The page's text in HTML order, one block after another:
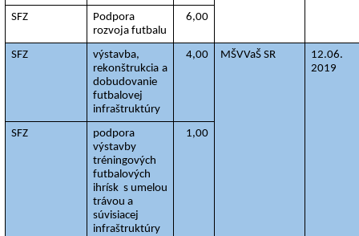
SFZ
Podpora
rozvoja futbalu
6,00
SFZ
výstavba,
rekonštrukcia a
dobudovanie
futbalovej
infraštruktúry
4,00 MŠVVaŠ SR
12.06.
2019
SFZ
podpora
výstavby
tréningových
futbalových
ihrísk  s umelou
trávou a
súvisiacej
infraštruktúry
1,00